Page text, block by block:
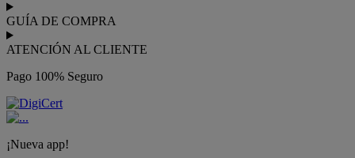
GUÍA DE COMPRA
ATENCIÓN AL CLIENTE
Pago 100% Seguro
¡Nueva app!